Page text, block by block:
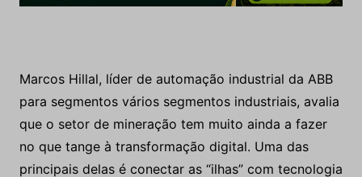
Marcos Hillal, líder de automação industrial da ABB
para segmentos vários segmentos industriais, avalia
que o setor de mineração tem muito ainda a fazer
no que tange à transformação digital. Uma das
principais delas é conectar as “ilhas” com tecnologia